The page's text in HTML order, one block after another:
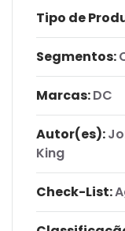
Tipo de
Segmentos:
Marcas:DC
Autor(es):
King
Check-List: